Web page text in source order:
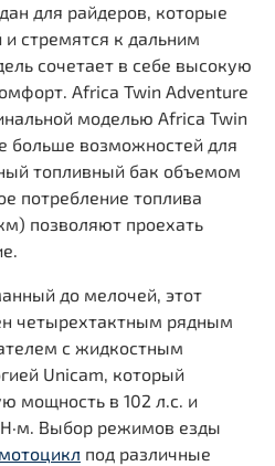
для райдеров, которые
стремятся к дальним
сочетает в себе высокую
Africa Twin Adventure
моделью Africa Twin
больше возможностей для
топливный бак объемом
потребление топлива
позволяют проехать
до мелочей, этот
четырехтактным рядным
с жидкостным
Unicam, который
мощность в 102 л.с. и
Выбор режимов езды
мотоцикл под различные